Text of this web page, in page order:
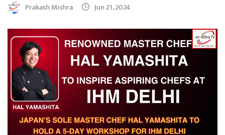
Prakash Mishra Jun 21, 2024